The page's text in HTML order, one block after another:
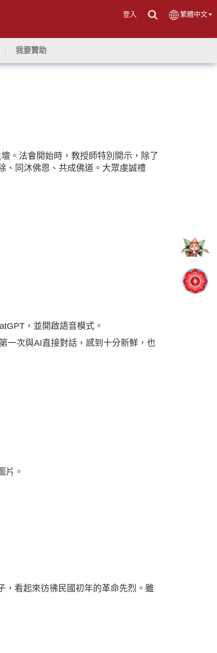
登入 繁體中文
我要贊助
。法會開始時，教授師特別開示，除了
、同沐佛恩、共成佛道。大眾虔誠禮
，並開啟語音模式。
一次與AI直接對話，感到十分新鮮，也
片。
，看起來彷彿民國初年的革命先烈。雖